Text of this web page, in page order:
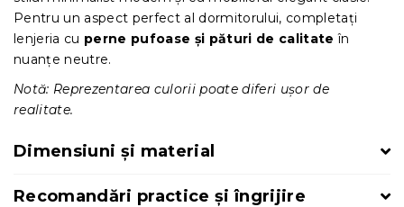
Pentru un aspect perfect al dormitorului, completați
lenjeria cu perne pufoase și pături de calitate în
nuanțe neutre.
Notă: Reprezentarea culorii poate diferi ușor de
realitate.
Dimensiuni și material
Recomandări practice și îngrijire